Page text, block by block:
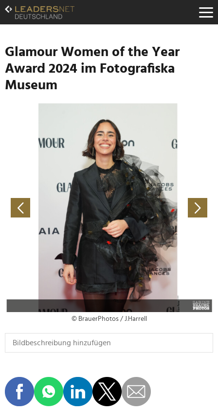
Zum
Inhalt
Zur
Navigation
Zur
Hauptnavigation
Glamour Women of the Year
Award 2024 im Fotografiska
Museum
© BrauerPhotos / J.Harrell